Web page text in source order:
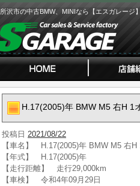
所沢市の中古BMW、MINIなら【エスガレージ】
H.17(2005)年 BMW M5 右H 1
投稿日 2021/08/22
【車名】 H.17(2005)年 BMW M5 右
【年式】 H.17(2005)年
【走行距離】 走行29,000km
【車検】 令和4年09月29日